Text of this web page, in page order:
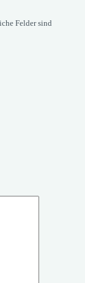
Felder sind